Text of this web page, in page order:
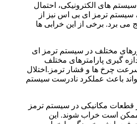
های الکترونیکی، احتمال
سیستم ترمز ای بی اس نیز از
برد. برخی از این خرابی ها
مختلف در سیستم ترمز ای
گیری پارامترهای مختلف
سرعت چرخ ها و فشار ترمز.اختلال
باعث عملکرد نادرست سیستم
قطعات مکانیکی در سیستم ترمز
ممکن است خراب شوند. این